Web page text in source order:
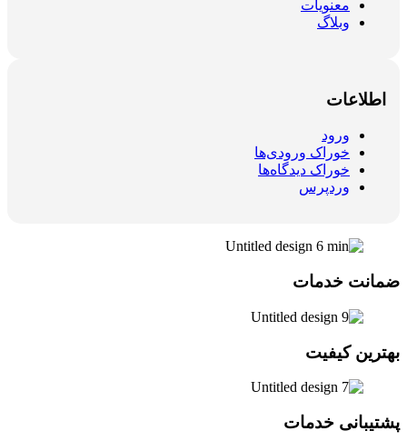
معنویات
وبلاگ
اطلاعات
ورود
خوراک ورودی‌ها
خوراک دیدگاه‌ها
وردپرس
ضمانت خدمات
بهترین کیفیت
پشتیبانی خدمات